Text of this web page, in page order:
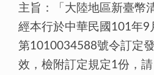
主旨：「大陸地區新臺幣
經本行於中華民國101年9
第1010034588號令訂定
效，檢附訂定規定1份，請